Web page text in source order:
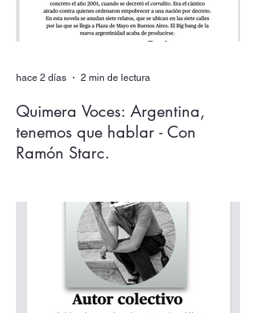
Quimera Voces: Argentina,
tenemos que hablar - Con
Ramón Starc.
desquiciada de sus gobernantes, sus
papas y sus tótems… todo nos empuja
una vez más a volver los ojos a Argentina,
pensarla e interpelarla… que es
justamente lo que nos facilita el argentino
Ramón Starc en su primera novela, Que
hace 2 días 2 min de lectura